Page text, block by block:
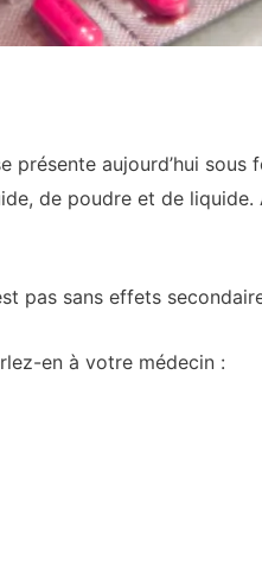
présente aujourd’hui
de poudre et de
pas sans effets
en à votre médecin :